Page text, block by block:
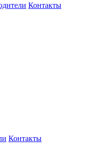
Контакты
Контакты